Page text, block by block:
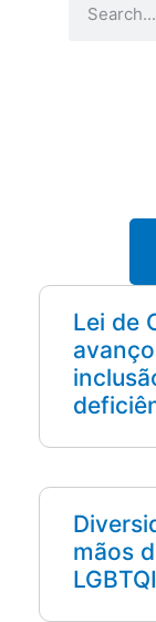
Lei de
mãos